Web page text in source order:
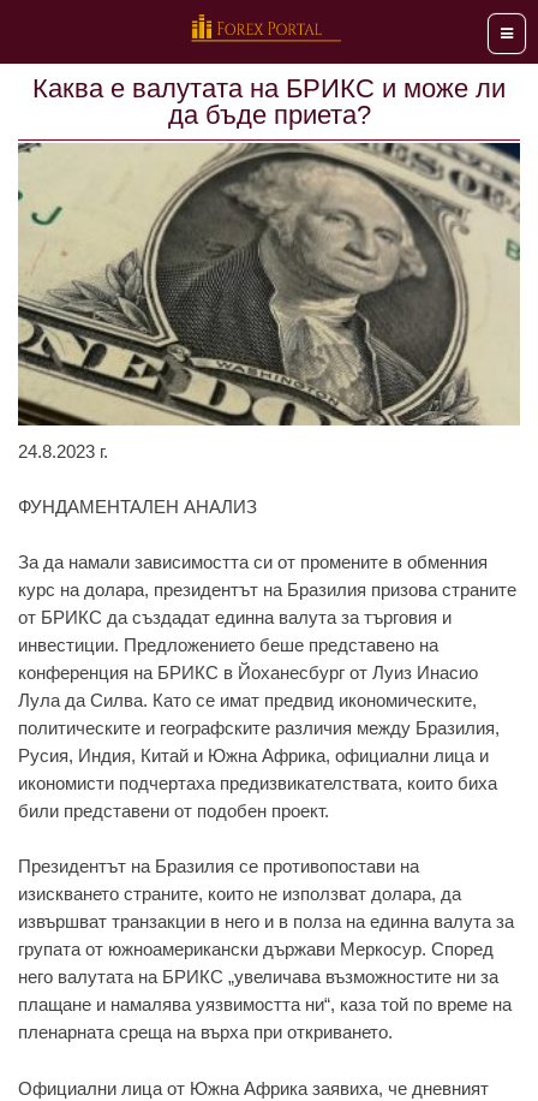
Меню
Каква е валутата на БРИКС и може ли
да бъде приета?
24.8.2023 г.
ФУНДАМЕНТАЛЕН АНАЛИЗ
За да намали зависимостта си от промените в обменния
курс на долара, президентът на Бразилия призова страните
от БРИКС да създадат единна валута за търговия и
инвестиции. Предложението беше представено на
конференция на БРИКС в Йоханесбург от Луиз Инасио
Лула да Силва. Като се имат предвид икономическите,
политическите и географските различия между Бразилия,
Русия, Индия, Китай и Южна Африка, официални лица и
икономисти подчертаха предизвикателствата, които биха
били представени от подобен проект.
Президентът на Бразилия се противопостави на
изискването страните, които не използват долара, да
извършват транзакции в него и в полза на единна валута за
групата от южноамерикански държави Меркосур. Според
него валутата на БРИКС „увеличава възможностите ни за
плащане и намалява уязвимостта ни“, каза той по време на
пленарната среща на върха при откриването.
Официални лица от Южна Африка заявиха, че дневният